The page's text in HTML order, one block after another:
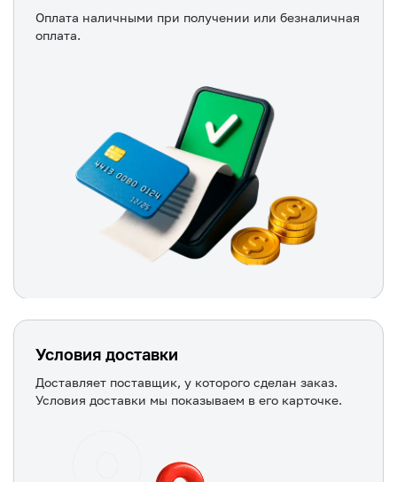
Оплата наличными при получении или безналичная
оплата.
Условия доставки
Доставляет поставщик, у которого сделан заказ.
Условия доставки мы показываем в его карточке.